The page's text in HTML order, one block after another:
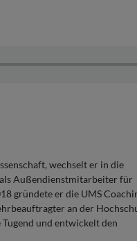
wechselt er in die
Außendienstmitarbeiter für
gründete er die UMS
an der
und entwickelt den